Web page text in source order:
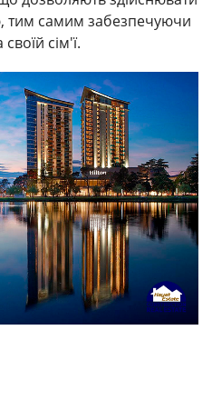
тим самим забезпечуючи
сім'ї.